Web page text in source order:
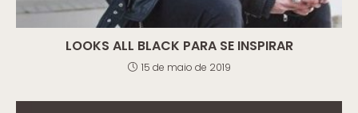
LOOKS ALL BLACK PARA SE INSPIRAR
15 de maio de 2019